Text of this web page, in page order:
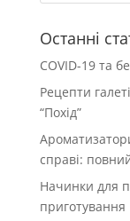
Останні
COVID-19 та
Рецепти
“Похід”
справі:
Начинки для
приготування